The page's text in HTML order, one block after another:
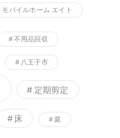
モバイルホーム エイト
不用品回収
八王子市
定期剪定
床 庭